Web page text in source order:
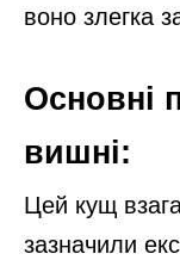
воно злегка
Основні
вишні:
Цей кущ
зазначили